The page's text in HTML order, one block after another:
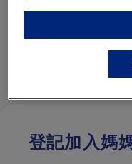
登記加入媽